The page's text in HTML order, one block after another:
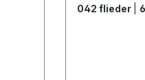
042 flieder